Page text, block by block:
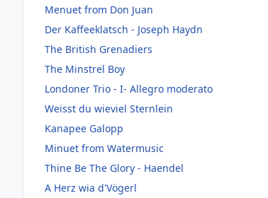
Menuet from Don Juan
Der Kaffeeklatsch - Joseph Haydn
The British Grenadiers
The Minstrel Boy
Londoner Trio - I- Allegro moderato
Weisst du wieviel Sternlein
Kanapee Galopp
Minuet from Watermusic
Thine Be The Glory - Haendel
A Herz wia d'Vögerl